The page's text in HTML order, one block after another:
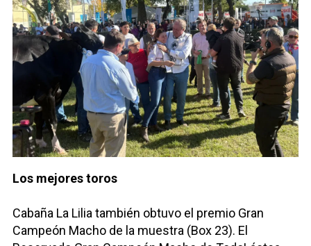
Los mejores toros
Cabaña La Lilia también obtuvo el premio Gran
Campeón Macho de la muestra (Box 23). El